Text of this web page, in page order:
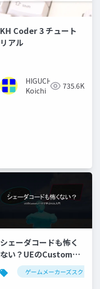
KH Coder 3 チュート
リアル
HIGUCHI
Koichi
735.6K
シェーダコードも怖く
ない？UEのCustomノ
ードで学ぶHLSL入門
ゲームメーカーズスクラン